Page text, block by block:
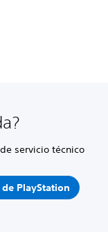
servicio técnico
PlayStation